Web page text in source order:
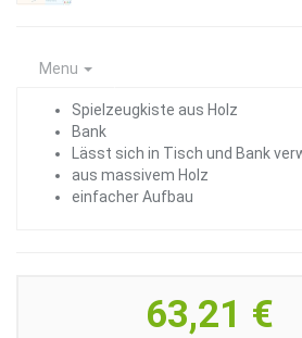
Menu
Spielzeugkiste aus Holz
Bank
Lässt sich in Tisch und Bank
aus massivem Holz
einfacher Aufbau
63,21 €